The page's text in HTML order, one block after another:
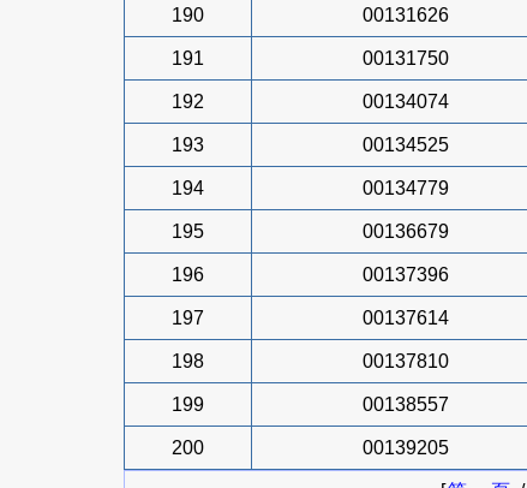
190 00131626
191 00131750
192 00134074
193 00134525
194 00134779
195 00136679
196 00137396
197 00137614
198 00137810
199 00138557
200 00139205